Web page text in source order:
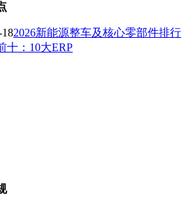
182026新能源整车及核心零部件排行
十：10大ERP